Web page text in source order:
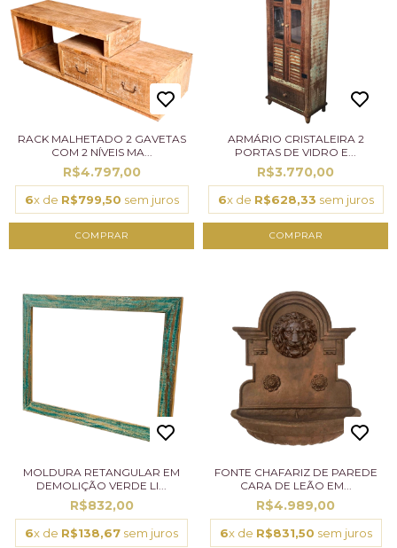
RACK MALHETADO 2 GAVETAS
COM 2 NÍVEIS MA...
R$4.797,00
6x de R$799,50 sem juros
ARMÁRIO CRISTALEIRA 2
PORTAS DE VIDRO E...
R$3.770,00
6x de R$628,33 sem juros
MOLDURA RETANGULAR EM
DEMOLIÇÃO VERDE LI...
R$832,00
6x de R$138,67 sem juros
FONTE CHAFARIZ DE PAREDE
CARA DE LEÃO EM...
R$4.989,00
6x de R$831,50 sem juros